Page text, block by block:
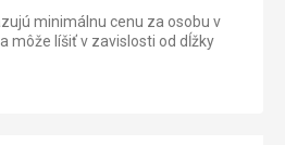
minimálnu cenu za osobu v
môže líšiť v zavislosti od dĺžky